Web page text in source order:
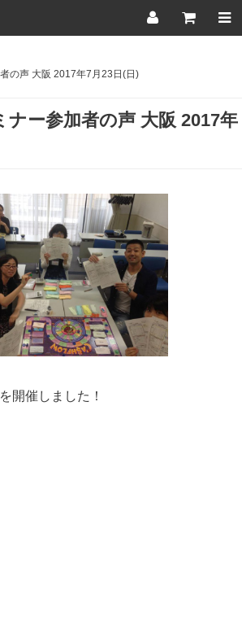
の声 大阪 2017年7月23日(日)
ナー参加者の声 大阪 2017年
開催しました！